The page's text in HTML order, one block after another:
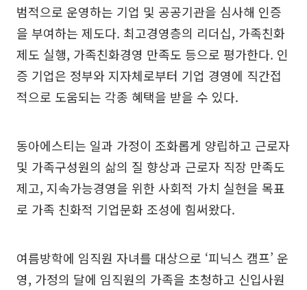
범적으로 운영하는 기업 및 공공기관을 심사해 인증
을 부여하는 제도다. 최고경영층의 리더십, 가족친화
제도 실행, 가족친화경영 만족도 등으로 평가한다. 인
증 기업은 정부와 지자체로부터 기업 경영에 직간접
적으로 도움되는 각종 혜택을 받을 수 있다.
동아에스티는 일과 가정이 조화롭게 양립하고 근로자
및 가족구성원의 삶의 질 향상과 근로자 직장 만족도
제고, 지속가능경영을 위한 사회적 가치 실현을 목표
로 가족 친화적 기업문화 조성에 힘써왔다.
여름방학에 임직원 자녀를 대상으로 ‘피닉스 캠프’ 운
영, 가정의 달에 임직원의 가족을 초청하고 신입사원